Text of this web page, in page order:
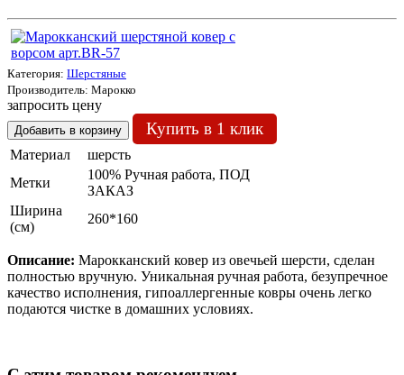
Категория: Шерстяные
Производитель: Марокко
запросить цену
Купить в 1 клик
Материал
шерсть
Метки
100% Ручная работа, ПОД
ЗАКАЗ
Ширина
(см)
260*160
Описание: Марокканский ковер из овечьей шерсти, сделан
полностью вручную. Уникальная ручная работа, безупречное
качество исполнения, гипоаллергенные ковры очень легко
подаются чистке в домашних условиях.